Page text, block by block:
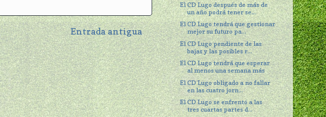
Entrada antigua
El CD Lugo después de más de
un año podrá tener se...
El CD Lugo tendrá que gestionar
mejor su futuro pa...
El CD Lugo pendiente de las
bajas y las posibles r...
El CD Lugo tendrá que esperar
al menos una semana más
El CD Lugo obligado a no fallar
en las cuatro jorn...
El CD Lugo se enfrentó a las
tres cuartas partes d...